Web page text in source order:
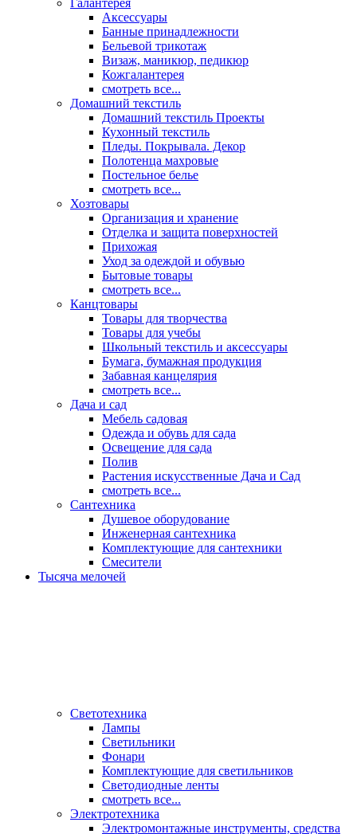
Галантерея
Аксессуары
Банные принадлежности
Бельевой трикотаж
Визаж, маникюр, педикюр
Кожгалантерея
смотреть все...
Домашний текстиль
Домашний текстиль Проекты
Кухонный текстиль
Пледы. Покрывала. Декор
Полотенца махровые
Постельное белье
смотреть все...
Хозтовары
Организация и хранение
Отделка и защита поверхностей
Прихожая
Уход за одеждой и обувью
Бытовые товары
смотреть все...
Канцтовары
Товары для творчества
Товары для учебы
Школьный текстиль и аксессуары
Бумага, бумажная продукция
Забавная канцелярия
смотреть все...
Дача и сад
Мебель садовая
Одежда и обувь для сада
Освещение для сада
Полив
Растения искусственные Дача и Сад
смотреть все...
Сантехника
Душевое оборудование
Инженерная сантехника
Комплектующие для сантехники
Смесители
Тысяча мелочей
Светотехника
Лампы
Светильники
Фонари
Комплектующие для светильников
Светодиодные ленты
смотреть все...
Электротехника
Электромонтажные инструменты, средства